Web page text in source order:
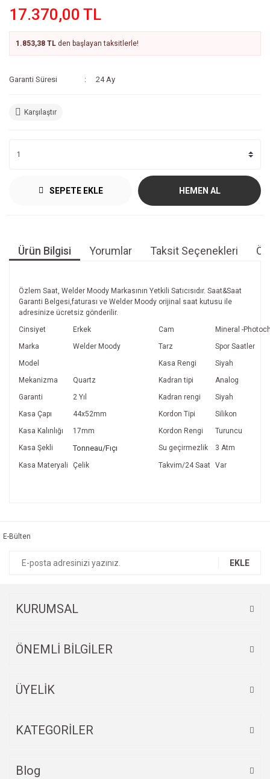
17.370,00 TL
1.853,38 TL den başlayan taksitlerle!
Garanti Süresi 24 Ay
Karşılaştır
SEPETE EKLE HEMEN AL
Ürün Bilgisi Yorumlar Taksit Seçenekleri
Özlem Saat, Welder Moody Markasının Yetkili Satıcısıdır. Saat&Saat
Garanti Belgesi,faturası ve Welder Moody orijinal saat kutusu ile
adresinize ücretsiz gönderilir.
Cinsiyet
Erkek Cam
Mineral -
Marka
Welder Moody Tarz
Spor Saatler
Model
Kasa Rengi
Siyah
Mekanizma
Quartz Kadran tipi
Analog
Garanti
2 Yıl Kadran rengi
Siyah
Kasa Çapı
44x52mm Kordon Tipi
Silikon
Kasa Kalınlığı
17mm Kordon Rengi
Turuncu
Kasa Şekli
Tonneau/Fıçı Su geçirmezlik 3 Atm
Kasa Materyali Çelik Takvim/24 Saat Var
Ürün fiyatı diğer sitelerden daha pahalı.
E-Bülten
EKLE
KURUMSAL
ÖNEMLİ BİLGİLER
ÜYELİK
KATEGORİLER
Blog